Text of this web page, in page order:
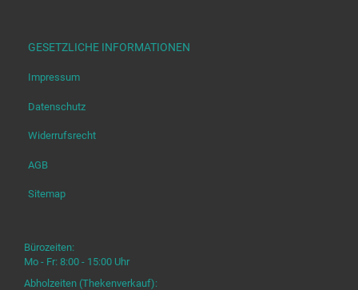
GESETZLICHE INFORMATIONEN
Impressum
Datenschutz
Widerrufsrecht
AGB
Sitemap
Bürozeiten:
Mo - Fr: 8:00 - 15:00 Uhr
Abholzeiten (Thekenverkauf):